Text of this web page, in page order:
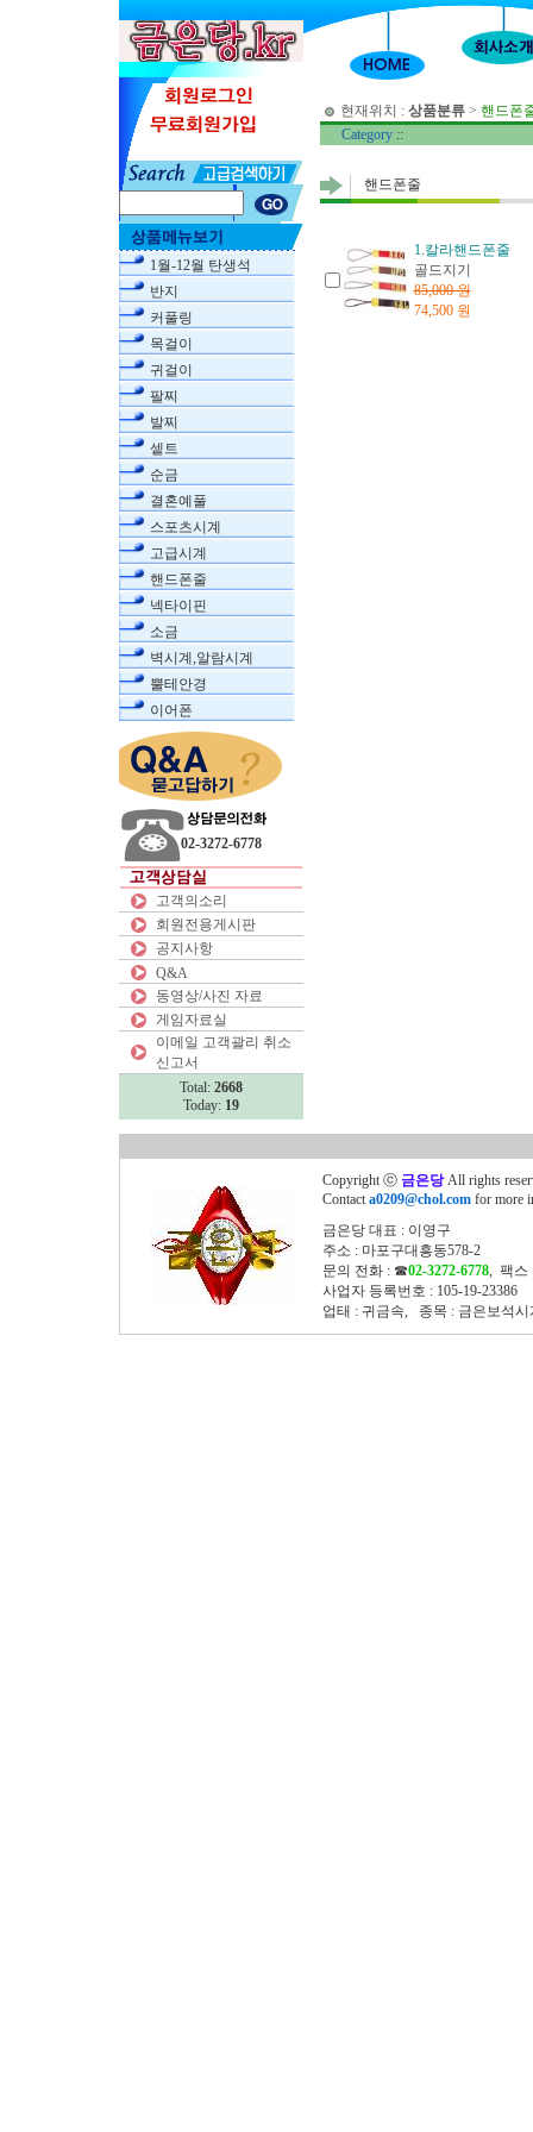
1월-12월 탄생석
반지
커풀링
목걸이
귀걸이
팔찌
발찌
셑트
순금
결혼예풀
스포츠시계
고급시계
핸드폰줄
넥타이핀
소금
벽시계,알람시계
뿔테안경
이어폰
02-3272-6778
고객의소리
회원전용게시판
공지사항
Q&A
동영상/사진 자료
게임자료실
이메일 고객괄리 취소
신고서
Total: 2668
Today: 19
현재위치 : 상품분류> 핸드폰
Category::
핸드폰줄
1.칼라핸드폰줄
골드지기
85,000 원
74,500 원
Copyright ⓒ 금은당All rights
Contact a0209@chol.com for more
금은당 대표 : 이영구
주소 : 마포구대흥동578-2
문의 전화 : ☎02-3272-6778, 팩스
사업자 등록번호 : 105-19-23386
업태 : 귀금속, 종목 : 금은보석시